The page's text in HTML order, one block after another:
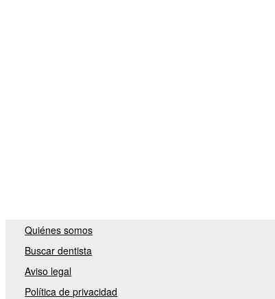
Quiénes somos
Buscar dentista
Aviso legal
Política de privacidad